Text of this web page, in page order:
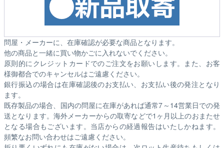
問屋・メーカーに、在庫確認が必要な商品となります。
他の商品と一緒に買い物かごに入れないでください。
原則的にクレジットカードでのご注文をお願いします。また、お客
様御都合でのキャンセルはご遠慮ください。
銀行振込の場合は在庫確認後のお支払い、お支払い後の発注となり
ます。
既存製品の場合、国内の問屋に在庫があれば通常7～14営業日での発
送となります。海外メーカーからの取寄などで1ヶ月以上のおまたせ
となる場合もございます。 当店からの経過報告はいたしかねます。
頻繁なお問い合わせはご遠慮ください。